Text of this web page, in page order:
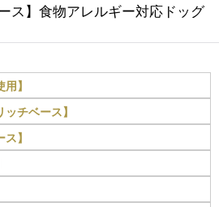
ス】食物アレルギー対応ドッグ
】
ッチベース】
】